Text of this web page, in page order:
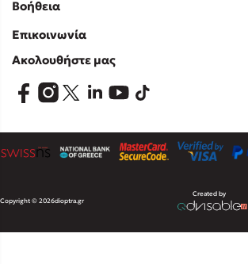
Βοήθεια
Επικοινωνία
Ακολουθήστε μας
Copyright © 2026dioptra.gr
Created by